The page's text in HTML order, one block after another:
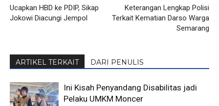
Ucapkan HBD ke PDIP, Sikap
Jokowi Diacungi Jempol
Keterangan Lengkap Polisi
Terkait Kematian Darso Warga
Semarang
ARTIKEL TERKAIT DARI PENULIS
Ini Kisah Penyandang Disabilitas jadi
Pelaku UMKM Moncer